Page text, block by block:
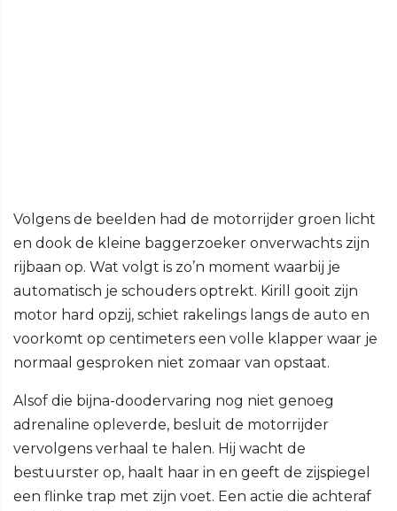
Volgens de beelden had de motorrijder groen licht
en dook de kleine baggerzoeker onverwachts zijn
rijbaan op. Wat volgt is zo’n moment waarbij je
automatisch je schouders optrekt. Kirill gooit zijn
motor hard opzij, schiet rakelings langs de auto en
voorkomt op centimeters een volle klapper waar je
normaal gesproken niet zomaar van opstaat.
Alsof die bijna-doodervaring nog niet genoeg
adrenaline opleverde, besluit de motorrijder
vervolgens verhaal te halen. Hij wacht de
bestuurster op, haalt haar in en geeft de zijspiegel
een flinke trap met zijn voet. Een actie die achteraf